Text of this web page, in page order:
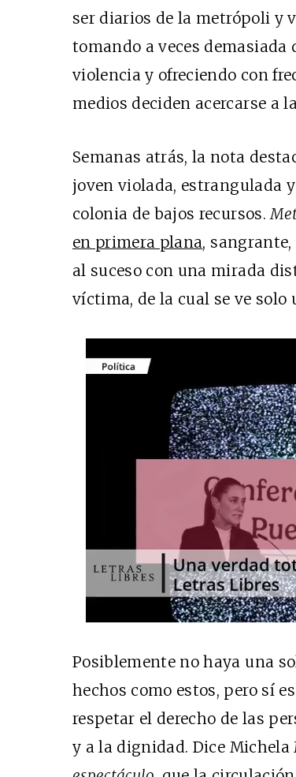
ser diarios de la metrópoli y
tomando a veces
violencia y ofreciendo con
medios deciden acercarse a
Semanas atrás, la nota
joven violada, estrangulada
colonia de bajos recursos.
en primera plana,
al suceso con una mirada
víctima, de la cual se ve solo
Posiblemente no haya una
hechos como estos, pero sí
respetar el derecho de las
y a la dignidad. Dice